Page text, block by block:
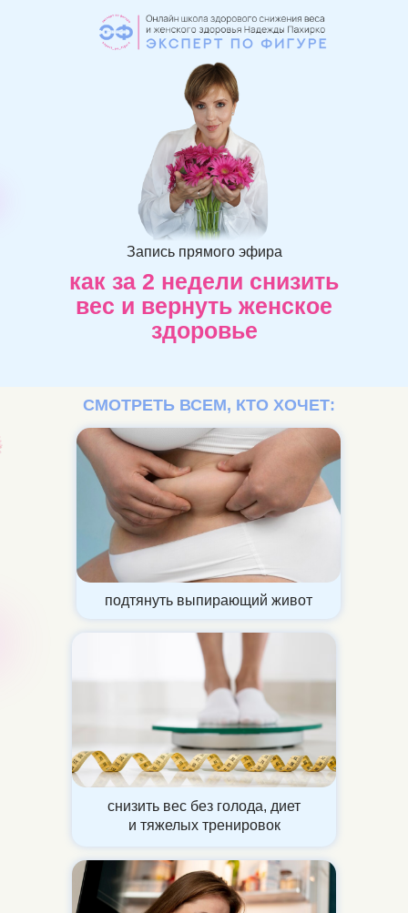
как за 2 недели снизить
вес и вернуть женское
здоровье
Запись прямого эфира
СМОТРЕТЬ ВСЕМ, КТО ХОЧЕТ:
подтянуть выпирающий живот
снизить вес без голода, диет
и тяжелых тренировок